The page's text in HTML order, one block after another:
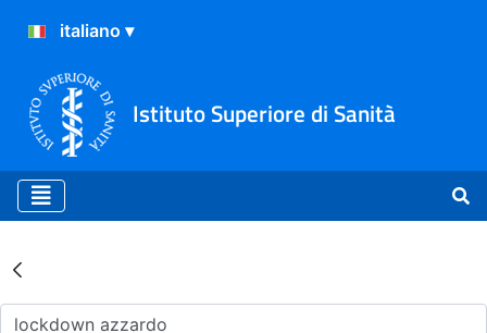
Istituto Superiore di Sanità
Risultati della Ricerca -